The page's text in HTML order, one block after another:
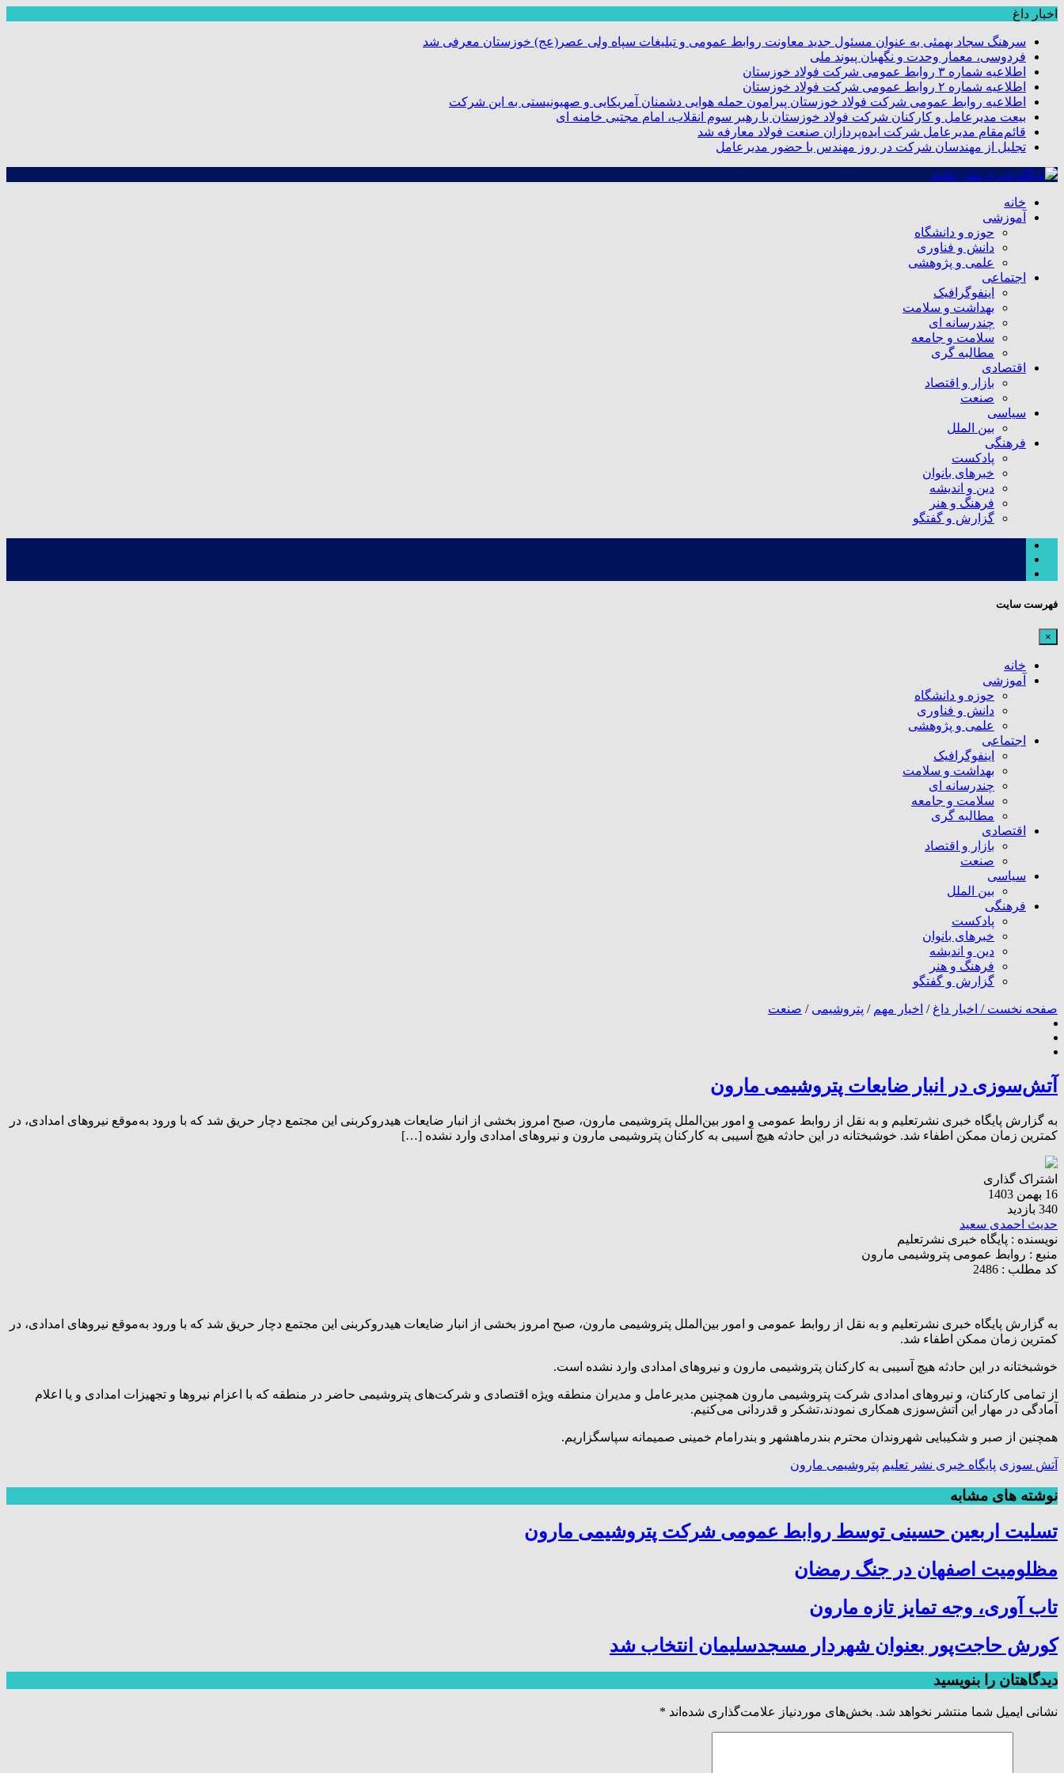
اخبار داغ
سرهنگ سجاد بهمئی به عنوان مسئول جدید معاونت روابط عمومی و تبلیغات سپاه ولی عصر(عج) خوزستان معرفی شد
فردوسی، معمار وحدت و نگهبان پیوند ملی
اطلاعیه شماره ۳ روابط عمومی شرکت فولاد خوزستان
اطلاعیه شماره ۲ روابط عمومی شرکت فولاد خوزستان
اطلاعیه روابط عمومی شرکت فولاد خوزستان پیرامون حمله هوایی دشمنان آمریکایی و صهیونیستی به این شرکت
بیعت مدیرعامل و کارکنان شرکت فولاد خوزستان با رهبر سوم انقلاب، امام مجتبی خامنه ای
قائم‌مقام مدیرعامل شرکت ایده‌پردازان صنعت فولاد معارفه شد
تجلیل از مهندسان شرکت در روز مهندس با حضور مدیرعامل
خانه
آموزشی
حوزه و دانشگاه
دانش و فناوری
علمی و پژوهشی
اجتماعی
اینفوگرافیک
بهداشت و سلامت
چندرسانه ای
سلامت و جامعه
مطالبه گری
اقتصادی
بازار و اقتصاد
صنعت
سیاسی
بین الملل
فرهنگی
پادکست
خبرهای بانوان
دین و اندیشه
فرهنگ و هنر
گزارش و گفتگو
فهرست سایت
×
خانه
آموزشی
حوزه و دانشگاه
دانش و فناوری
علمی و پژوهشی
اجتماعی
اینفوگرافیک
بهداشت و سلامت
چندرسانه ای
سلامت و جامعه
مطالبه گری
اقتصادی
بازار و اقتصاد
صنعت
سیاسی
بین الملل
فرهنگی
پادکست
خبرهای بانوان
دین و اندیشه
فرهنگ و هنر
گزارش و گفتگو
صفحه نخست / اخبار داغ / اخیار مهم / پتروشیمی / صنعت
آتش‌سوزی در انبار ضایعات پتروشیمی مارون
به گزارش پایگاه خبری نشرتعلیم و به نقل از روابط عمومی و امور بین‌الملل پتروشیمی مارون، صبح امروز بخشی از انبار ضایعات هیدروکربنی این مجتمع دچار حریق شد که با ورود به‌موقع نیروهای امدادی، در
کمترین زمان ممکن اطفاء شد. خوشبختانه در این حادثه هیچ آسیبی به کارکنان پتروشیمی مارون و نیروهای امدادی وارد نشده […]
اشتراک گذاری
16 بهمن 1403
340 بازدید
حدیث احمدی سعید
نویسنده : پایگاه خبری نشرتعلیم
منبع : روابط عمومی پتروشیمی مارون
کد مطلب : 2486
به گزارش پایگاه خبری نشرتعلیم و به نقل از روابط عمومی و امور بین‌الملل پتروشیمی مارون، صبح امروز بخشی از انبار ضایعات هیدروکربنی این مجتمع دچار حریق شد که با ورود به‌موقع نیروهای امدادی، در
کمترین زمان ممکن اطفاء شد.
خوشبختانه در این حادثه هیچ آسیبی به کارکنان پتروشیمی مارون و نیروهای امدادی وارد نشده است.
از تمامی کارکنان، و نیروهای امدادی شرکت پتروشیمی مارون همچنین مدیرعامل و مدیران منطقه ویژه اقتصادی و شرکت‌های پتروشیمی حاضر در منطقه که با اعزام نیروها و تجهیزات امدادی و یا اعلام
آمادگی در مهار این آتش‌سوزی همکاری نمودند،تشکر و قدردانی می‌کنیم.
همچنین از صبر و شکیبایی شهروندان محترم بندرماهشهر و بندرامام خمینی صمیمانه سپاسگزاریم.
آتش سوزی پایگاه خبری نشر تعلیم پتروشیمی مارون
نوشته های مشابه
تسلیت اربعین حسینی توسط روابط عمومی شرکت پتروشیمی مارون
مظلومیت اصفهان در جنگ رمضان
تاب آوری، وجه تمایز تازه مارون
کورش حاجت‌پور بعنوان شهردار مسجدسلیمان انتخاب شد
دیدگاهتان را بنویسید
نشانی ایمیل شما منتشر نخواهد شد. بخش‌های موردنیاز علامت‌گذاری شده‌اند *